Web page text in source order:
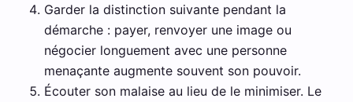
Garder la distinction suivante pendant la
démarche : payer, renvoyer une image ou
négocier longuement avec une personne
menaçante augmente souvent son pouvoir.
Écouter son malaise au lieu de le minimiser. Le